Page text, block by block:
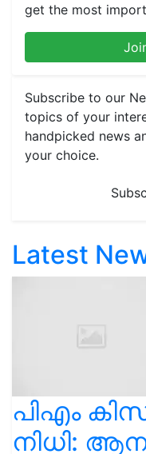
get the most
Subscribe to our
topics of your
handpicked news
your choice.
Latest
പിഎം
നിധി: